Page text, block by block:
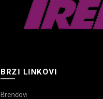
BRZI LINKOVI
Brendovi